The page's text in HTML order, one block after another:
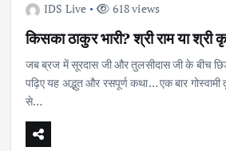
IDS Live 618 views
किसका ठाकुर भारी? श्री राम या श्री
जब ब्रज में सूरदास जी और तुलसीदास जी के बीच
पढ़िए यह अद्भुत और रसपूर्ण कथा… एक बार
से…